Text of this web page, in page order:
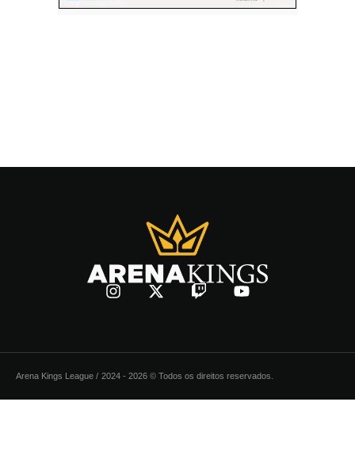
Arena Kings League / 2024 - 2026 © Todos os direitos reservados.